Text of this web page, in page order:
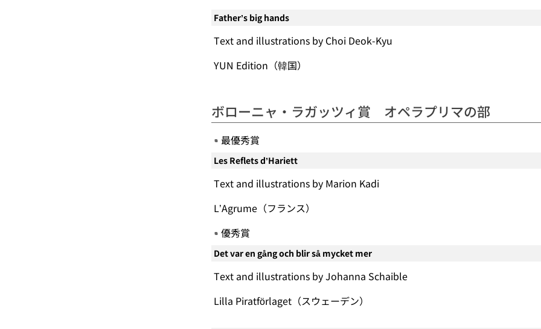
Father’s big hands
Text and illustrations by Choi Deok-Kyu
YUN Edition（韓国）
ボローニャ・ラガッツィ賞 オペラプリマの部
最優秀賞
Les Reflets d’Hariett
Text and illustrations by Marion Kadi
L’Agrume（フランス）
優秀賞
Det var en gång och blir så mycket mer
Text and illustrations by Johanna Schaible
Lilla Piratförlaget（スウェーデン）